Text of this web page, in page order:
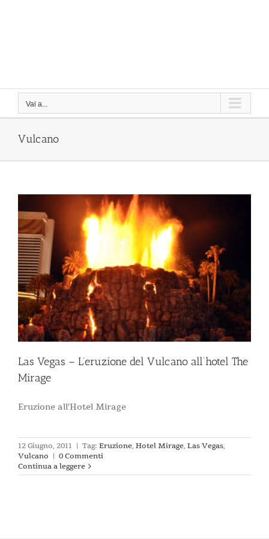
Vai a...
Vulcano
Las Vegas – L’eruzione del Vulcano all’hotel The
Mirage
Eruzione all'Hotel Mirage
12 Giugno, 2011 | Tag: Eruzione, Hotel Mirage, Las Vegas,
Vulcano | 0 Commenti
Continua a leggere